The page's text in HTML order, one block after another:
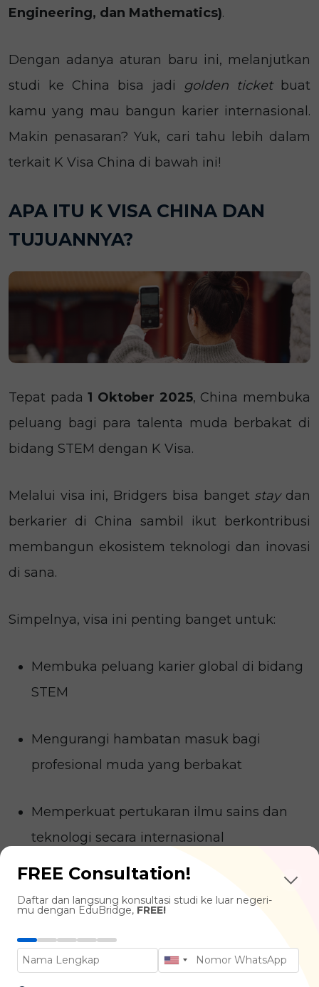
Engineering, dan Mathematics).
Dengan adanya aturan baru ini, melanjutkan
studi ke China bisa jadi
golden ticketbuat
kamu yang mau bangun karier internasional.
Makin penasaran? Yuk, cari tahu lebih dalam
terkait K Visa China di bawah ini!
APA ITU K VISA CHINA DAN
TUJUANNYA?
Tepat pada1 Oktober 2025, China membuka
peluang bagi para talenta muda berbakat di
bidang STEM dengan K Visa.
Melalui visa ini, Bridgers bisa banget stay dan
berkarier di China sambil ikut berkontribusi
membangun ekosistem teknologi dan inovasi
di sana.
Simpelnya, visa ini penting banget untuk:
Membuka peluang karier global di bidang
STEM
Mengurangi hambatan masuk bagi
profesional muda yang berbakat
Memperkuat pertukaran ilmu sains dan
teknologi secara internasional
Menghasilkanthe next generation of
innovatorsdi China
Kalau kamu punya cita-cita untuk jadi
ilmuwan,
FREE Consultation!
Daftar dan langsung konsultasi studi ke luar negeri-
mu dengan EduBridge, FREE!